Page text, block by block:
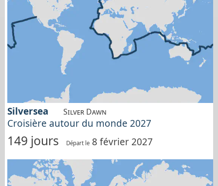
Silversea Silver Dawn
Croisière autour du monde 2027
149 jours Départ le 8 février 2027